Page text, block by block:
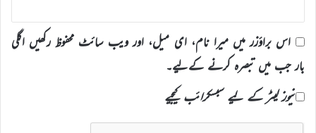
اس براؤزر میں میرا نام، ای میل، اور ویب سائٹ محفوظ رکھیں اگلی
بار جب میں تبصرہ کرنے کےلیے۔
نیوز لیٹر کے لیے سبسکرائب کیجیے